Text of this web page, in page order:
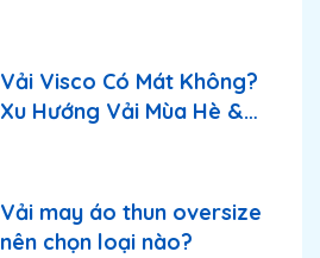
Vải Visco Có Mát Không?
Xu Hướng Vải Mùa Hè &
Vải may áo thun oversize
nên chọn loại nào?